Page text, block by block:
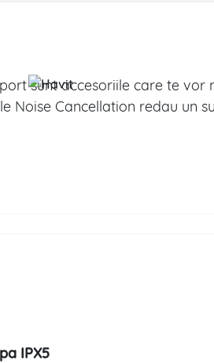
sunt accesoriile care te vor
Noise Cancellation redau un
IPX5